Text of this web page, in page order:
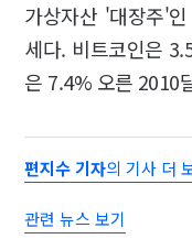
가상자산 '대장주'
세다. 비트코인은
은 7.4% 오른 2010
편지수 기자의 기사 더
관련 뉴스 보기